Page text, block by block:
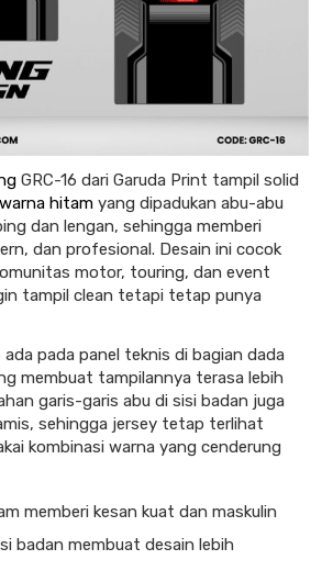
GRC-16 dari Garuda Print tampil solid
warna hitam yang dipadukan abu-abu
dan lengan, sehingga memberi
dan profesional. Desain ini cocok
motor, touring, dan event
tampil clean tetapi tetap punya
ada pada panel teknis di bagian dada
membuat tampilannya terasa lebih
garis-garis abu di sisi badan juga
sehingga jersey tetap terlihat
kombinasi warna yang cenderung
memberi kesan kuat dan maskulin
badan membuat desain lebih